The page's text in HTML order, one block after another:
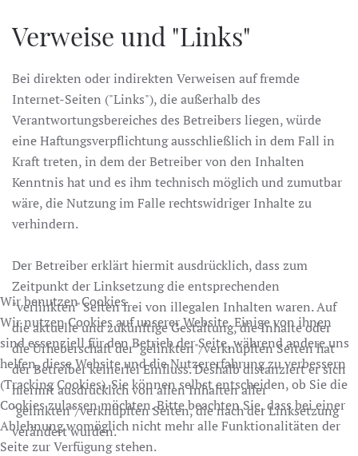
Verweise und "Links"
Bei direkten oder indirekten Verweisen auf fremde
Internet-Seiten ("Links"), die außerhalb des
Verantwortungsbereiches des Betreibers liegen, würde
eine Haftungsverpflichtung ausschließlich in dem Fall in
Kraft treten, in dem der Betreiber von den Inhalten
Kenntnis hat und es ihm technisch möglich und zumutbar
wäre, die Nutzung im Falle rechtswidriger Inhalte zu
verhindern.
Der Betreiber erklärt hiermit ausdrücklich, dass zum
Zeitpunkt der Linksetzung die entsprechenden
"verlinkten" Seiten frei von illegalen Inhalten waren. Auf
die aktuelle und zukünftige Gestaltung, die Inhalte oder
die Urheberschaft der "gelinkten"/verknüpften Seiten hat
der Betreiber keinerlei Einfluss. Deshalb distanziert er sich
hiermit ausdrücklich von allen Inhalten aller
"gelinkten"/verknüpften Seiten, die nach der Linksetzung
verändert wurden.
Wir benutzen Cookies
Wir nutzen Cookies auf unserer Website. Einige von ihnen
sind essenziell für den Betrieb der Seite, während andere uns
helfen, diese Website und die Nutzererfahrung zu verbessern
(Tracking Cookies). Sie können selbst entscheiden, ob Sie die
Cookies zulassen möchten. Bitte beachten Sie, dass bei einer
Ablehnung womöglich nicht mehr alle Funktionalitäten der
Seite zur Verfügung stehen.